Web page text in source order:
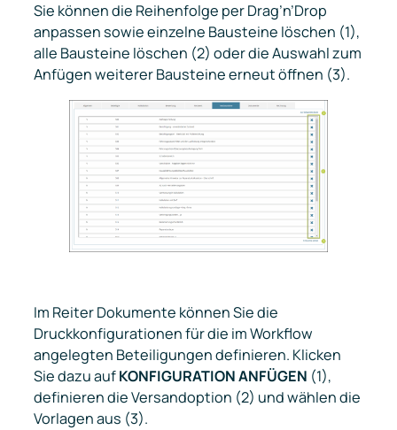
Sie können die Reihenfolge per Drag’n’Drop
anpassen sowie einzelne Bausteine löschen (1),
alle Bausteine löschen (2) oder die Auswahl zum
Anfügen weiterer Bausteine erneut öffnen (3).
Im ReiterDokumente können Sie die
Druckkonfigurationen für die im Workflow
angelegten Beteiligungen definieren. Klicken
Sie dazu aufKONFIGURATION ANFÜGEN (1),
definieren die Versandoption (2) und wählen die
Vorlagen aus (3).